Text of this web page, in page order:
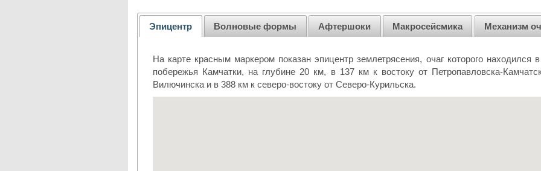
Эпицентр Волновые формы Афтершоки Макросейсмика Механизм
На карте красным маркером показан эпицентр землетрясения, очаг которого находился
побережья Камчатки, на глубине 20 км, в 137 км к востоку от Петропавловска-
Вилючинска и в 388 км к северо-востоку от Северо-Курильска.